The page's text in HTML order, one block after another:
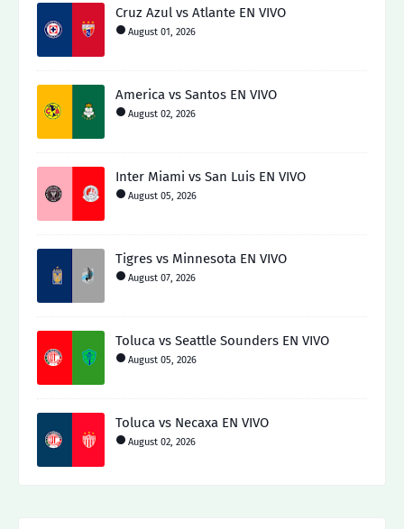
Cruz Azul vs Atlante EN VIVO
August 01, 2026
America vs Santos EN VIVO
August 02, 2026
Inter Miami vs San Luis EN VIVO
August 05, 2026
Tigres vs Minnesota EN VIVO
August 07, 2026
Toluca vs Seattle Sounders EN VIVO
August 05, 2026
Toluca vs Necaxa EN VIVO
August 02, 2026